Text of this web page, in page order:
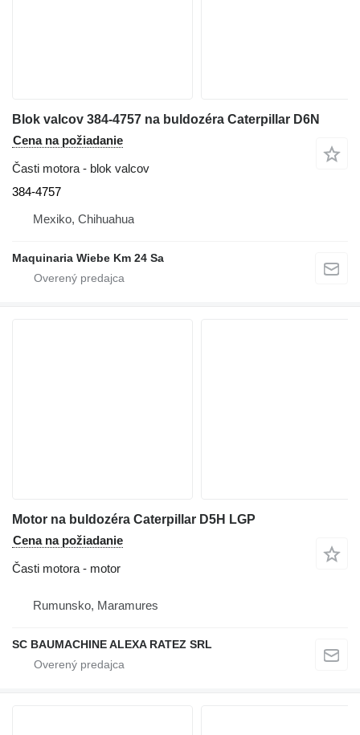
Blok valcov 384-4757 na buldozéra Caterpillar D6N
Cena na požiadanie
Časti motora - blok valcov
384-4757
Mexiko, Chihuahua
Maquinaria Wiebe Km 24 Sa
Motor na buldozéra Caterpillar D5H LGP
Cena na požiadanie
Časti motora - motor
Rumunsko, Maramures
SC BAUMACHINE ALEXA RATEZ SRL